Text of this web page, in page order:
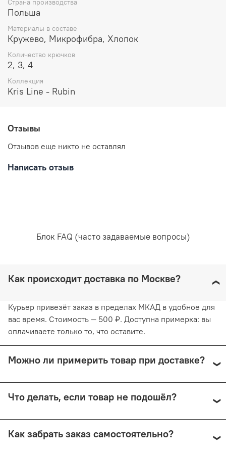
бретели.
Состав:
80% полиамид
10% спандекс
5% хлопок
Уход за вещами:
Страна производства
Польша
Материалы в составе
Кружево, Микрофибра, Хлопок
Количество крючков
2, 3, 4
Коллекция
Kris Line - Rubin
Отзывы
Отзывов еще никто не оставлял
Написать отзыв
Блок FAQ (часто задаваемые вопросы)
Как происходит доставка по Москве?
Курьер привезёт заказ в пределах МКАД в удобное для
вас время. Стоимость — 500 ₽. Доступна примерка: вы
оплачиваете только то, что оставите.
Можно ли примерить товар при доставке?
СДЭК с примеркой. Первые 15 минут — бесплатно.
Что делать, если товар не подошёл?
Почтой России (в этом случае возврат невозможен).
Как забрать заказ самостоятельно?